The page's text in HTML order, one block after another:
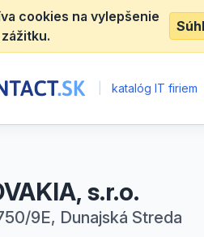
cookies na vylepšenie
katalóg IT firiem
s.r.o.
9E, Dunajská Streda